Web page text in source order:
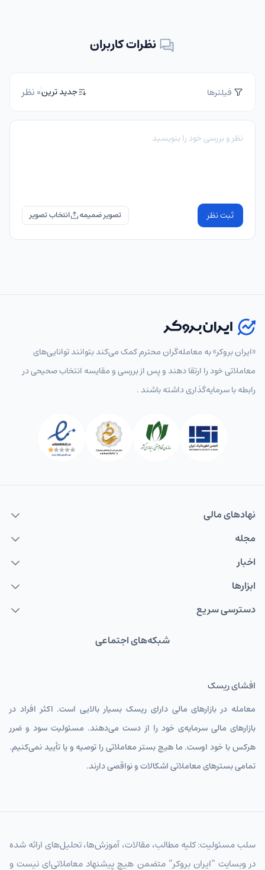
نظرات کاربران
فیلترها جدید ترین0 نظر
ثبت نظر تصویر ضمیمه
«ایران بروکر» به معامله‌گران محترم کمک می‌کند بتوانند توانایی‌های
معاملاتی خود را ارتقا دهند و پس از بررسی و مقایسه انتخاب‌ صحیحی در
رابطه با سرمایه‌گذاری داشته باشند .
نهاد‌های مالی
مجله
اخبار
ابزارها
دسترسی سریع
شبکه‌های اجتماعی
افشای ریسک
معامله در بازارهای مالی دارای ریسک بسیار بالایی است. اکثر افراد در
بازارهای مالی سرمایه‌ی خود را از دست می‌دهند. مسئولیت سود و ضرر
هرکس با خود اوست. ما هیچ بستر معاملاتی را توصیه و یا تأیید نمی‌کنیم.
تمامی بسترهای معاملاتی اشکالات و نواقصی دارند.
سلب مسئولیت: کلیه مطالب، مقالات، آموزش‌ها، تحلیل‌های ارائه شده
در وبسایت “ایران بروکر” متضمن هیچ پیشنهاد معاملاتی‌ای نیست و